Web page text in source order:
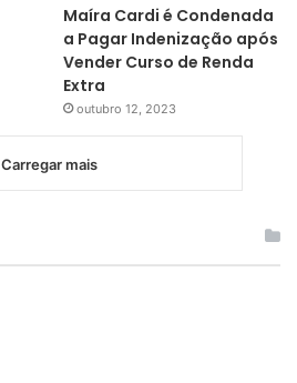
Maíra Cardi é Condenada
a Pagar Indenização após
Vender Curso de Renda
Extra
outubro 12, 2023
Carregar mais